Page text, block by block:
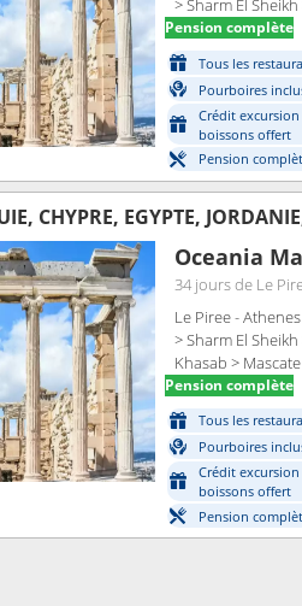
> Sharm El
Pension complète
Tous les
Pourboires
Crédit
boissons offert
Pension
CHYPRE, EGYPTE,
Oceania
34 joursde Le
Le Piree -
> Sharm El
Khasab >
Pension complète
Tous les
Pourboires
Crédit
boissons offert
Pension